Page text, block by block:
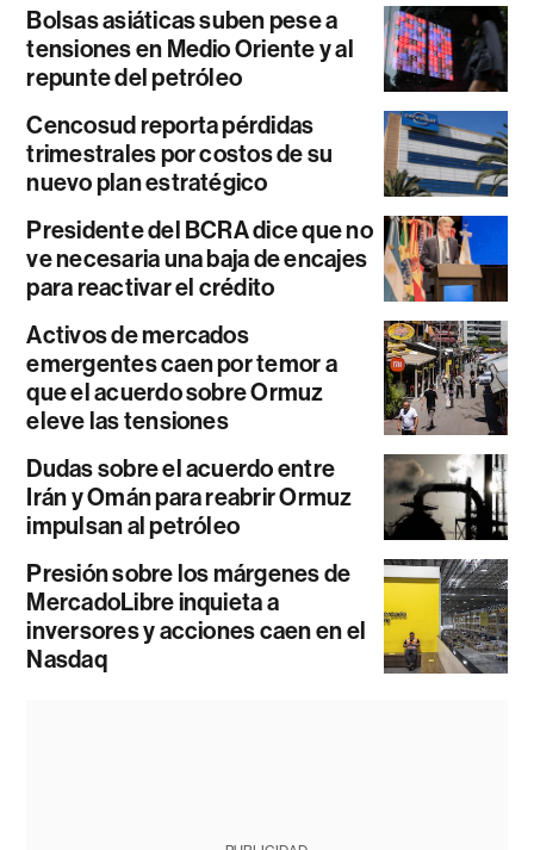
Bolsas asiáticas suben pese a
tensiones en Medio Oriente y al
repunte del petróleo
Cencosud reporta pérdidas
trimestrales por costos de su
nuevo plan estratégico
Presidente del BCRA dice que no
ve necesaria una baja de encajes
para reactivar el crédito
Activos de mercados
emergentes caen por temor a
que el acuerdo sobre Ormuz
eleve las tensiones
Dudas sobre el acuerdo entre
Irán y Omán para reabrir Ormuz
impulsan al petróleo
Presión sobre los márgenes de
MercadoLibre inquieta a
inversores y acciones caen en el
Nasdaq